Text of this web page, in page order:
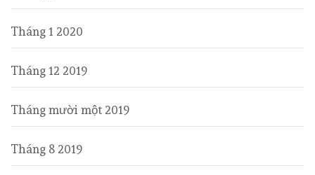
Tháng 1 2020
Tháng 12 2019
Tháng mười một 2019
Tháng 8 2019